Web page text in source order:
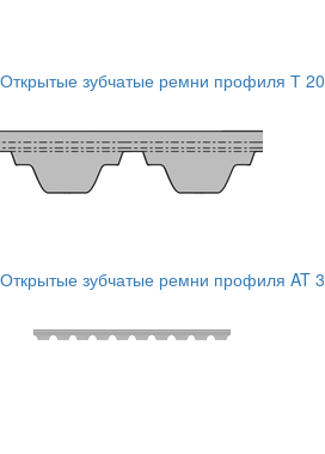
Открытые зубчатые ремни профиля Т 20
Открытые зубчатые ремни профиля AT 3